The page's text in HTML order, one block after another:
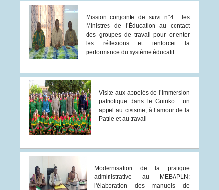
Mission conjointe de suivi n°4 : les
Ministres de l’Éducation au contact
des groupes de travail pour orienter
les réflexions et renforcer la
performance du système éducatif
Visite aux appelés de l’Immersion
patriotique dans le Guiriko : un
appel au civisme, à l’amour de la
Patrie et au travail
Modernisation de la pratique
administrative au MEBAPLN:
l'élaboration des manuels de